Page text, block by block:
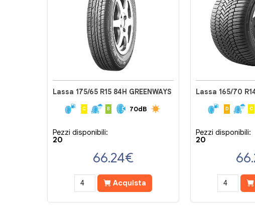
Lassa 175/65 R15 84H GREENWAYS
C B 70dB
Pezzi disponibili:
20
66.24€
Acquista
D C
Pezzi disponibili:
20